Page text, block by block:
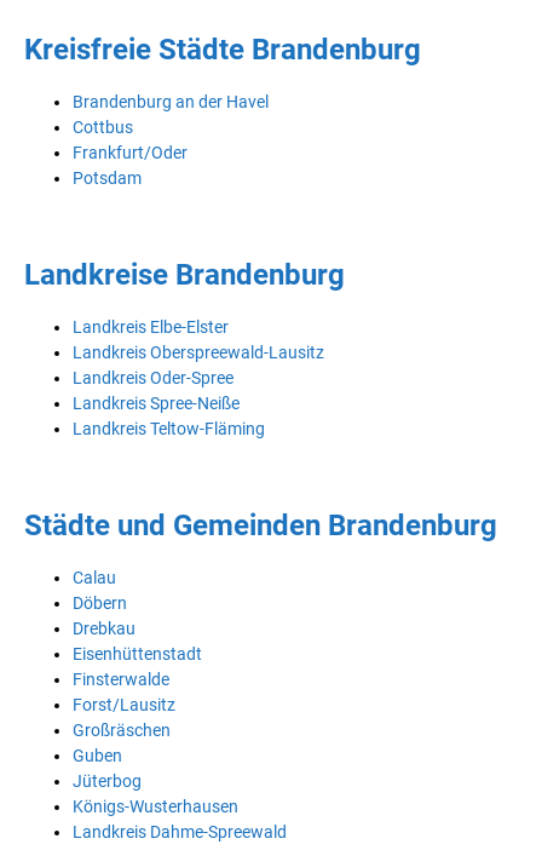
Kreisfreie Städte Brandenburg
Brandenburg an der Havel
Cottbus
Frankfurt/Oder
Potsdam
Landkreise Brandenburg
Landkreis Elbe-Elster
Landkreis Oberspreewald-Lausitz
Landkreis Oder-Spree
Landkreis Spree-Neiße
Landkreis Teltow-Fläming
Städte und Gemeinden Brandenburg
Calau
Döbern
Drebkau
Eisenhüttenstadt
Finsterwalde
Forst/Lausitz
Großräschen
Guben
Jüterbog
Königs-Wusterhausen
Landkreis Dahme-Spreewald